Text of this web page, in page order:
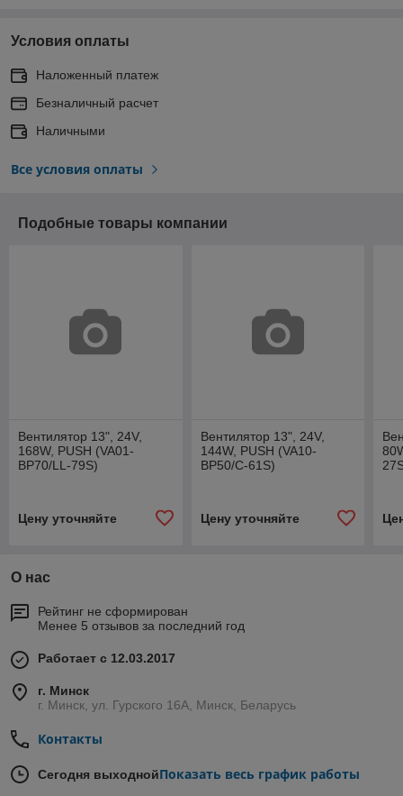
Условия оплаты
Наложенный платеж
Безналичный расчет
Наличными
Все условия оплаты
Подобные товары компании
Вентилятор 13", 24V,
168W, PUSH (VA01-
BP70/LL-79S)
Цену уточняйте
Вентилятор 13", 24V,
144W, PUSH (VA10-
BP50/C-61S)
Цену уточняйте
О нас
Рейтинг не сформирован
Менее 5 отзывов за последний год
Работает с 12.03.2017
г. Минск
г. Минск, ул. Гурского 16А, Минск, Беларусь
Контакты
Сегодня выходнойПоказать весь график работы